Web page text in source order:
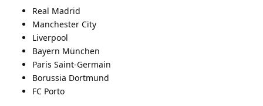
Real Madrid
Manchester City
Liverpool
Bayern München
Paris Saint-Germain
Borussia Dortmund
FC Porto